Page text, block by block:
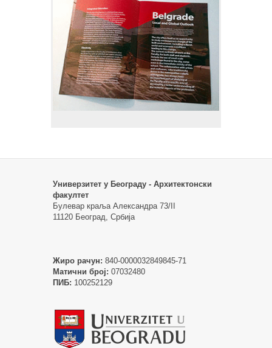
Универзитет у Београду - Архитектонски
факултет
Булевар краља Александра 73/II
11120 Београд, Србија
Жиро рачун: 840-0000032849845-71
Матични број: 07032480
ПИБ: 100252129